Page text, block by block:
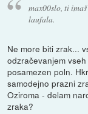
max00slo, ti
laufala.
Ne more biti zrak...
odzračevanjem
posamezen poln.
samodejno prazni
Oziroma - delam
zraka?